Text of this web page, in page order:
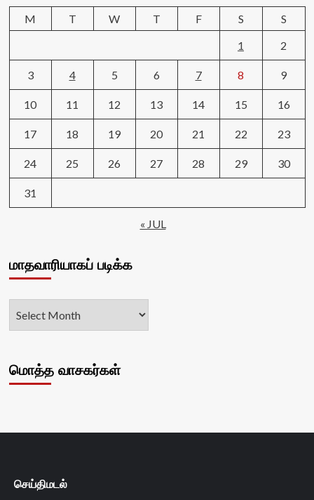
M T W T F S
S
1
2
3 4 5 6 7 8 9
10 11 12 13 14 15 16
17 18 19 20 21 22 23
24 25 26 27 28 29 30
31
« JUL
மாதவாரியாகப் படிக்க
மொத்த வாசகர்கள்
செய்திமடல்